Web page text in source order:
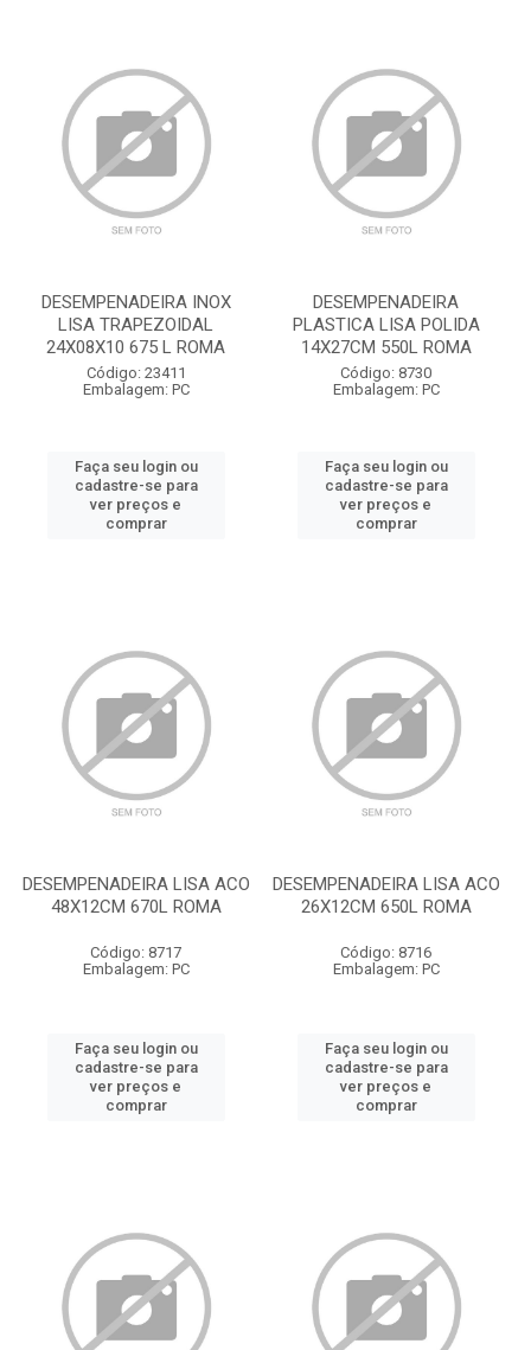
DESEMPENADEIRA INOX
LISA TRAPEZOIDAL
24X08X10 675 L ROMA
Código: 23411
Embalagem: PC
Faça seu login ou
cadastre-se para
ver preços e
comprar
DESEMPENADEIRA
PLASTICA LISA POLIDA
14X27CM 550L ROMA
Código: 8730
Embalagem: PC
Faça seu login ou
cadastre-se para
ver preços e
comprar
DESEMPENADEIRA LISA ACO
48X12CM 670L ROMA
Código: 8717
Embalagem: PC
Faça seu login ou
cadastre-se para
ver preços e
comprar
DESEMPENADEIRA LISA ACO
26X12CM 650L ROMA
Código: 8716
Embalagem: PC
Faça seu login ou
cadastre-se para
ver preços e
comprar